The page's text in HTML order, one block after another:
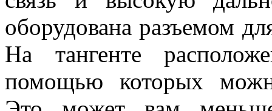
оборудована разъемом
На тангенте
помощью которых